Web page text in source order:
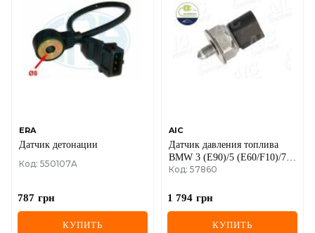
ERA
Датчик детонации
Код: 550107A
787 грн
КУПИТЬ
AIC
Датчик давления топлива
BMW 3 (E90)/5 (E60/F10)/7
(F01-F04) 06-16
Код: 57860
1 794 грн
КУПИТЬ